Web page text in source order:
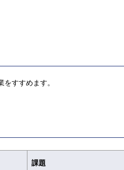
すすめます。
課題